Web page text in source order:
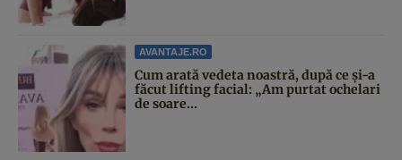
AVANTAJE.RO
Cum arată vedeta noastră, după ce și-a
făcut lifting facial: „Am purtat ochelari
de soare...